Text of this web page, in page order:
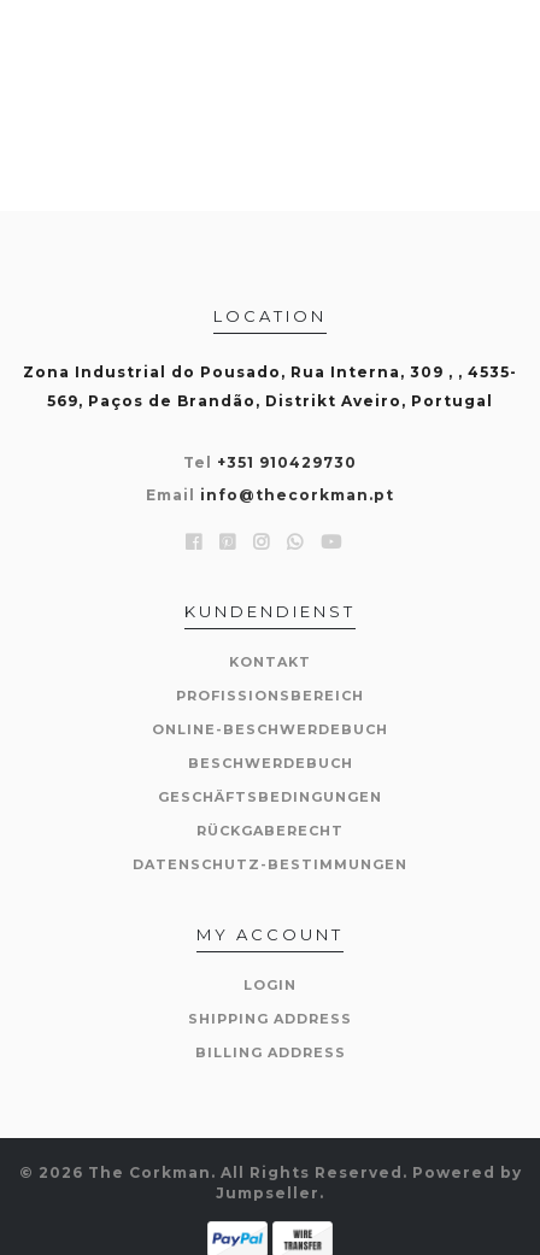
LOCATION
Zona Industrial do Pousado, Rua Interna, 309 , , 4535-
569, Paços de Brandão, Distrikt Aveiro, Portugal
Tel +351 910429730
Email info@thecorkman.pt
KUNDENDIENST
KONTAKT
PROFISSIONSBEREICH
ONLINE-BESCHWERDEBUCH
BESCHWERDEBUCH
GESCHÄFTSBEDINGUNGEN
RÜCKGABERECHT
DATENSCHUTZ-BESTIMMUNGEN
MY ACCOUNT
LOGIN
SHIPPING ADDRESS
BILLING ADDRESS
© 2026 The Corkman. All Rights Reserved. Powered by
Jumpseller .